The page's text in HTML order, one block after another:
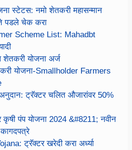
स्टेटस: नमो शेतकरी महासन्मान
पडले चेक करा
Scheme List: Mahadbt
शेतकरी योजना अर्ज
योजना-Smallholder Farmers
ट्रॅक्टर चलित औजारांवर 50%
कृषी पंप योजना 2024 &#8211; नवीन
ट्रॅक्टर खरेदी करा अर्ध्या